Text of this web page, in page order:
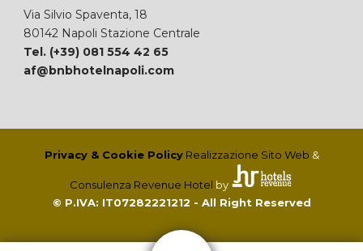
Via Silvio Spaventa, 18
80142 Napoli Stazione Centrale
Tel. (+39) 081 554 42 65
af@bnbhotelnapoli.com
Privacy & Cookie Policy Realizzazione Sito Web &
Consulenza Revenue Hotel by
© P.IVA: IT07282221212 - All Right Reserved